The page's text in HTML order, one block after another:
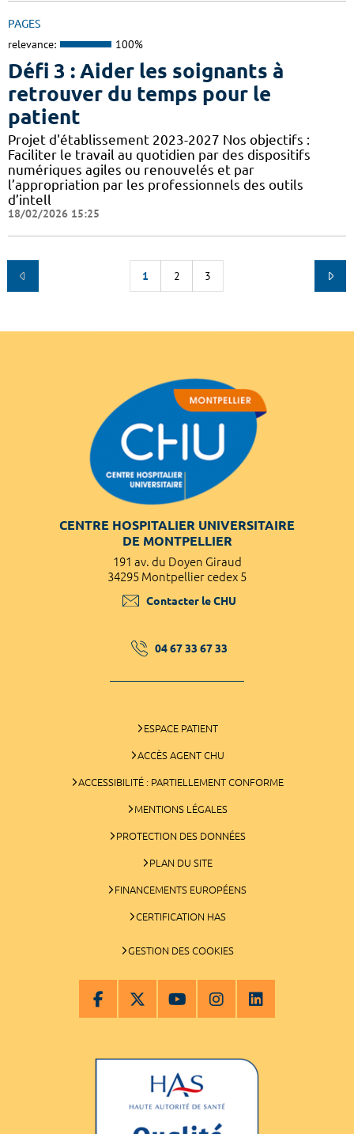
PAGES
relevance: 100%
Défi 3 : Aider les soignants à
retrouver du temps pour le
patient
Projet d'établissement 2023-2027 Nos objectifs :
Faciliter le travail au quotidien par des dispositifs
numériques agiles ou renouvelés et par
l’appropriation par les professionnels des outils
d’intell
18/02/2026 15:25
1 2 3
CENTRE HOSPITALIER UNIVERSITAIRE
DE MONTPELLIER
191 av. du Doyen Giraud
34295 Montpellier cedex 5
Contacter le CHU
04 67 33 67 33
ESPACE PATIENT
ACCÈS AGENT CHU
ACCESSIBILITÉ : PARTIELLEMENT CONFORME
MENTIONS LÉGALES
PROTECTION DES DONNÉES
PLAN DU SITE
FINANCEMENTS EUROPÉENS
CERTIFICATION HAS
GESTION DES COOKIES